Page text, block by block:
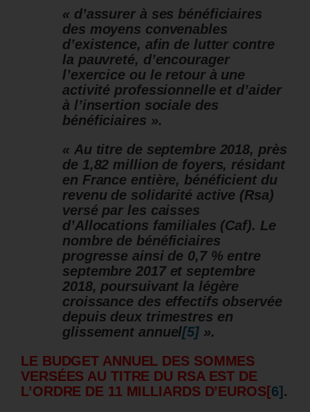
« d’assurer à ses bénéficiaires
des moyens convenables
d’existence, afin de lutter contre
la pauvreté, d’encourager
l’exercice ou le retour à une
activité professionnelle et d’aider
à l’insertion sociale des
bénéficiaires ».
« Au titre de septembre 2018, près
de 1,82 million de foyers, résidant
en France entière, bénéficient du
revenu de solidarité active (Rsa)
versé par les caisses
d’Allocations familiales (Caf). Le
nombre de bénéficiaires
progresse ainsi de 0,7 % entre
septembre 2017 et septembre
2018, poursuivant la légère
croissance des effectifs observée
depuis deux trimestres en
glissement annuel[5] ».
LE BUDGET ANNUEL DES SOMMES
VERSÉES AU TITRE DU RSA EST DE
L’ORDRE DE 11 MILLIARDS D’EUROS[6] .